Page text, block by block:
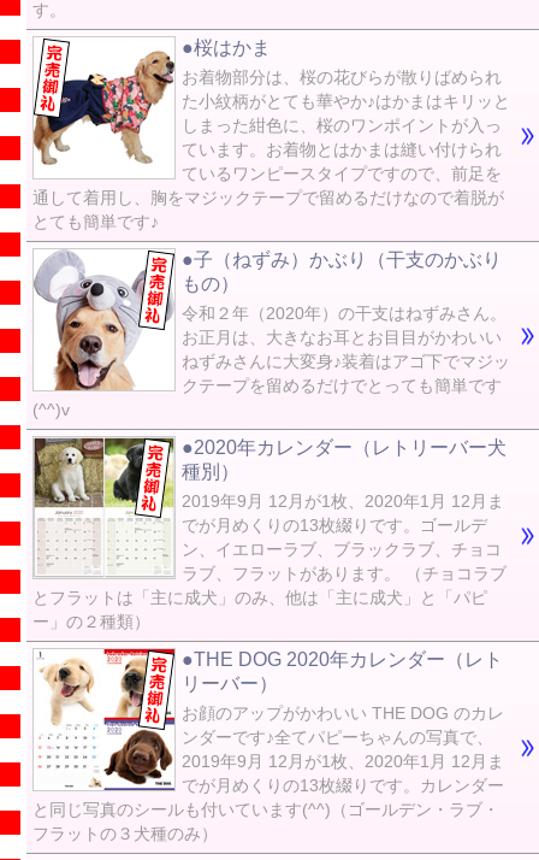
す。
●桜はかま
お着物部分は、桜の花びらが散りばめられ
た小紋柄がとても華やか♪はかまはキリッと
しまった紺色に、桜のワンポイントが入っ
ています。お着物とはかまは縫い付けられ
ているワンピースタイプですので、前足を
通して着用し、胸をマジックテープで留めるだけなので着脱が
とても簡単です♪
●子（ねずみ）かぶり（干支のかぶり
もの）
令和２年（2020年）の干支はねずみさん。
お正月は、大きなお耳とお目目がかわいい
ねずみさんに大変身♪装着はアゴ下でマジッ
クテープを留めるだけでとっても簡単です
(^^)v
●2020年カレンダー（レトリーバー犬
種別）
2019年9月 12月が1枚、2020年1月 12月ま
でが月めくりの13枚綴りです。ゴールデ
ン、イエローラブ、ブラックラブ、チョコ
ラブ、フラットがあります。 （チョコラブ
とフラットは「主に成犬」のみ、他は「主に成犬」と「パピ
ー」の２種類）
●THE DOG 2020年カレンダー（レト
リーバー）
お顔のアップがかわいい THE DOG のカレ
ンダーです♪全てパピーちゃんの写真で、
2019年9月 12月が1枚、2020年1月 12月ま
でが月めくりの13枚綴りです。カレンダー
と同じ写真のシールも付いています(^^)（ゴールデン・ラブ・
フラットの３犬種のみ）